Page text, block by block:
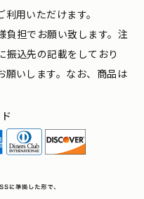
用いただけます。
負担でお願い致します。注
振込先の記載をしており
願いします。なお、商品は